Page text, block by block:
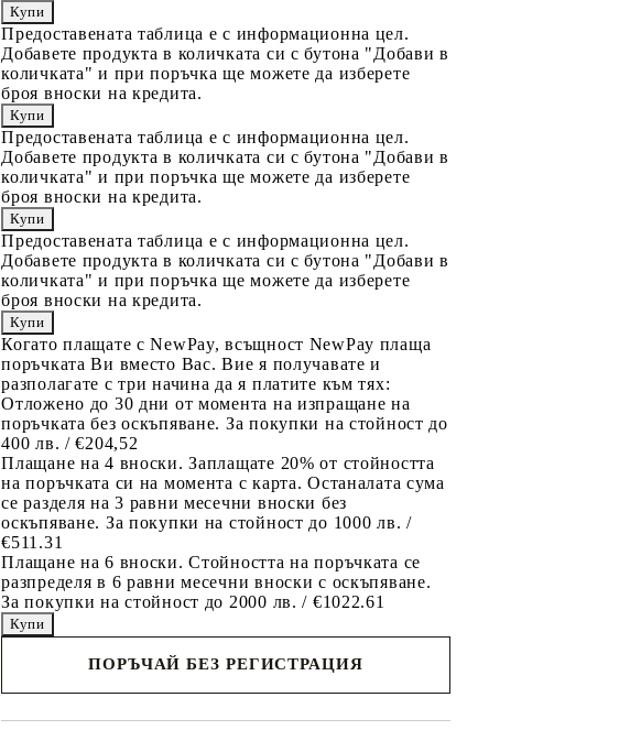
Предоставената таблица е с информационна цел.
Добавете продукта в количката си с бутона "Добави в
количката" и при поръчка ще можете да изберете
броя вноски на кредита.
Предоставената таблица е с информационна цел.
Добавете продукта в количката си с бутона "Добави в
количката" и при поръчка ще можете да изберете
броя вноски на кредита.
Предоставената таблица е с информационна цел.
Добавете продукта в количката си с бутона "Добави в
количката" и при поръчка ще можете да изберете
броя вноски на кредита.
Когато плащате с NewPay, всъщност NewPay плаща
поръчката Ви вместо Вас. Вие я получавате и
разполагате с три начина да я платите към тях:
Отложено до 30 дни от момента на изпращане на
поръчката без оскъпяване. За покупки на стойност до
400 лв. / €204,52
Плащане на 4 вноски. Заплащате 20% от стойността
на поръчката си на момента с карта. Останалата сума
се разделя на 3 равни месечни вноски без
оскъпяване. За покупки на стойност до 1000 лв. /
€511.31
Плащане на 6 вноски. Стойността на поръчката се
разпределя в 6 равни месечни вноски с оскъпяване.
За покупки на стойност до 2000 лв. / €1022.61
ПОРЪЧАЙ БЕЗ РЕГИСТРАЦИЯ